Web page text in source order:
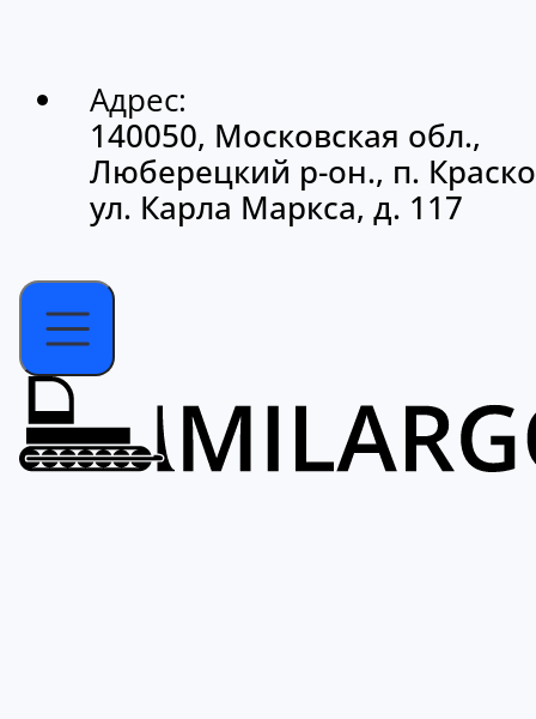
Адрес:
140050, Московская обл.,
Люберецкий р-он., п.
ул. Карла Маркса, д. 117